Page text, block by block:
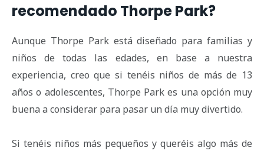
recomendado Thorpe Park?
Aunque Thorpe Park está diseñado para familias y
niños de todas las edades, en base a nuestra
experiencia, creo que si tenéis niños de más de 13
años o adolescentes, Thorpe Park es una opción muy
buena a considerar para pasar un día muy divertido.
Si tenéis niños más pequeños y queréis algo más de